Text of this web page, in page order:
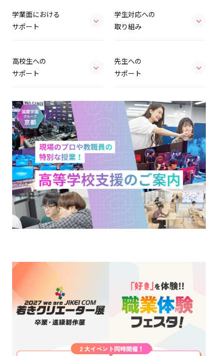
学業面における
サポート
学生対応への
取り組み
高校生への
サポート
先生への
サポート